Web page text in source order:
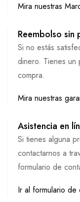
Mira nuestras
Reembolso sin
Si no estás
dinero. Tienes un
compra.
Mira nuestras
Asistencia en
Si tienes alguna
contactarnos a
formulario de
Ir al formulario de